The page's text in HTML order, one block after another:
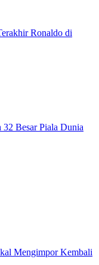
Ronaldo di
32 Besar Piala Dunia
Mengimpor Kembali